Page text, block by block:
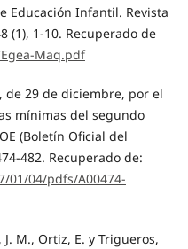
Educación Infantil. Revista
(1), 1-10. Recuperado de
Maq.pdf
de 29 de diciembre, por el
mínimas del segundo
(Boletín Oficial del
482. Recuperado de:
01/04/pdfs/A00474-
J. M., Ortiz, E. y Trigueros,